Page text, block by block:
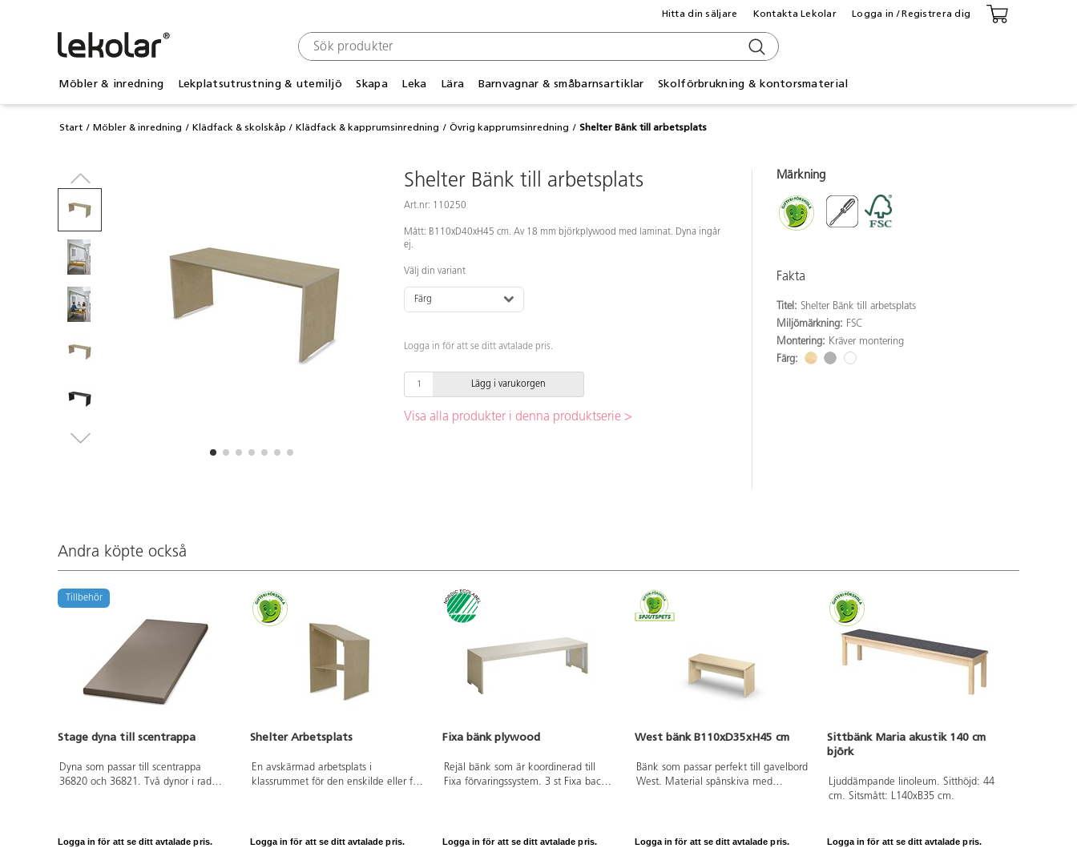
Möbler & inredning Lekplatsutrustning & utemiljö Skapa Leka Lära Barnvagnar & småbarnsartiklar Skolförbrukning & kontorsmaterial
Hitta din säljare Kontakta Lekolar Logga in / Registrera dig
Start Möbler & inredning Klädfack & skolskåp Klädfack & kapprumsinredning Övrig kapprumsinredning Shelter Bänk till arbetsplats
Shelter Bänk till arbetsplats
Art.nr: 110250
Mått: B110xD40xH45 cm. Av 18 mm björkplywood med laminat. Dyna ingår
ej.
Välj din variant
Färg
Logga in för att se ditt avtalade pris.
Lägg i varukorgen
Visa alla produkter i denna produktserie >
Märkning
Fakta
Titel: Shelter Bänk till arbetsplats
Miljömärkning: FSC
Montering: Kräver montering
Färg:
Andra köpte också
Tillbehör
Stage dyna till scentrappa
Dyna som passar till scentrappa
36820 och 36821. Två dynor i rad
polyester och 14 % bomull. 50 000
Logga in för att se ditt avtalade pris.
Shelter Arbetsplats
En avskärmad arbetsplats i
klassrummet för den enskilde eller för
72 cm. Av 18 mm björkplywood med
Logga in för att se ditt avtalade pris.
Fixa bänk plywood
Rejäl bänk som är koordinerad till
Fixa förvaringssystem. 3 st Fixa back
Svanenmärkt, licensnummer 5031
Logga in för att se ditt avtalade pris.
West bänk B110xD35xH45 cm
Bänk som passar perfekt till gavelbord
West. Material spånskiva med
Logga in för att se ditt avtalade pris.
Sittbänk Maria akustik 140 cm
björk
Ljuddämpande linoleum. Sitthöjd: 44
cm. Sitsmått: L140xB35 cm.
Logga in för att se ditt avtalade pris.